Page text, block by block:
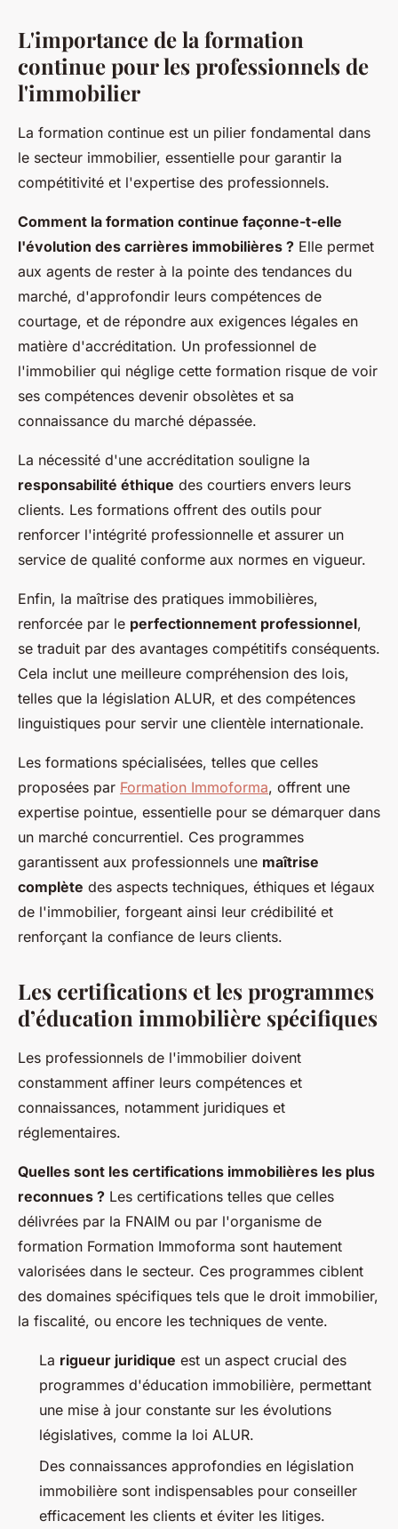
L'importance de la formation
continue pour les professionnels de
l'immobilier
La formation continue est un pilier fondamental dans
le secteur immobilier, essentielle pour garantir la
compétitivité et l'expertise des professionnels.
Comment la formation continue façonne-t-elle
l'évolution des carrières immobilières ? Elle permet
aux agents de rester à la pointe des tendances du
marché, d'approfondir leurs compétences de
courtage, et de répondre aux exigences légales en
matière d'accréditation. Un professionnel de
l'immobilier qui néglige cette formation risque de voir
ses compétences devenir obsolètes et sa
connaissance du marché dépassée.
La nécessité d'une accréditation souligne la
responsabilité éthique des courtiers envers leurs
clients. Les formations offrent des outils pour
renforcer l'intégrité professionnelle et assurer un
service de qualité conforme aux normes en vigueur.
Enfin, la maîtrise des pratiques immobilières,
renforcée par le perfectionnement professionnel,
se traduit par des avantages compétitifs conséquents.
Cela inclut une meilleure compréhension des lois,
telles que la législation ALUR, et des compétences
linguistiques pour servir une clientèle internationale.
Les formations spécialisées, telles que celles
proposées par Formation Immoforma, offrent une
expertise pointue, essentielle pour se démarquer dans
un marché concurrentiel. Ces programmes
garantissent aux professionnels une maîtrise
complète des aspects techniques, éthiques et légaux
de l'immobilier, forgeant ainsi leur crédibilité et
renforçant la confiance de leurs clients.
Les certifications et les programmes
d’éducation immobilière spécifiques
Les professionnels de l'immobilier doivent
constamment affiner leurs compétences et
connaissances, notamment juridiques et
réglementaires.
Quelles sont les certifications immobilières les plus
reconnues ? Les certifications telles que celles
délivrées par la FNAIM ou par l'organisme de
formation Formation Immoforma sont hautement
valorisées dans le secteur. Ces programmes ciblent
des domaines spécifiques tels que le droit immobilier,
la fiscalité, ou encore les techniques de vente.
La rigueur juridique est un aspect crucial des
programmes d'éducation immobilière, permettant
une mise à jour constante sur les évolutions
législatives, comme la loi ALUR.
Des connaissances approfondies en législation
immobilière sont indispensables pour conseiller
efficacement les clients et éviter les litiges.